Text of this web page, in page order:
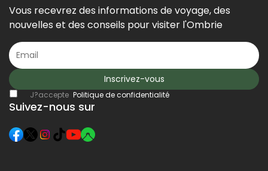
Vous recevrez des informations de voyage, des
nouvelles et des conseils pour visiter l'Ombrie
Inscrivez-vous
J?accepte Politique de confidentialité
Suivez-nous sur